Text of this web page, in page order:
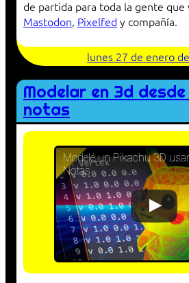
de partida para toda la gente que
Mastodon, Pixelfed y compañía.
lunes 27 de enero
Modelar en 3d
notas
Modelé un Pikachu 3D
Notas